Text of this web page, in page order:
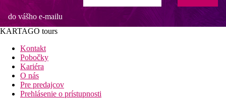
do vášho e-mailu
KARTAGO tours
Kontakt
Pobočky
Kariéra
O nás
Pre predajcov
Prehlásenie o prístupnosti